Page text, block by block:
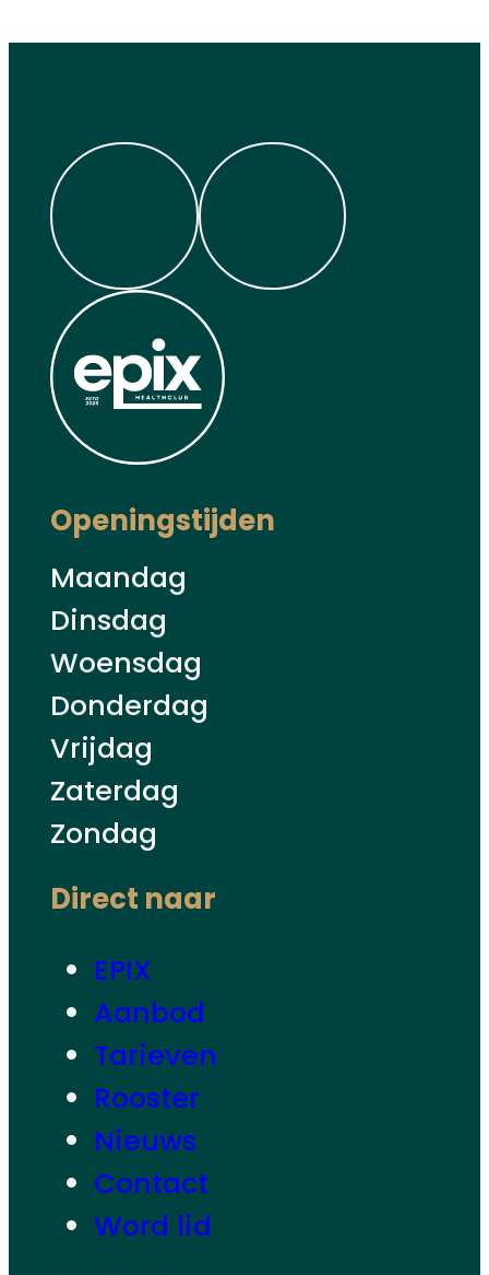
Socials
Facebook Instagram
Openingstijden
Maandag
Dinsdag
Woensdag
Donderdag
Vrijdag
Zaterdag
Zondag
Direct naar
EPIX
Aanbod
Tarieven
Rooster
Nieuws
Contact
Word lid